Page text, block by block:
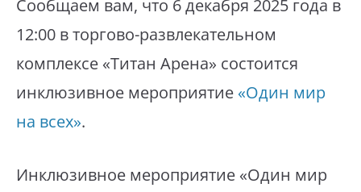
Сообщаем вам, что 6 декабря 2025 года в
12:00 в торгово-развлекательном
комплексе «Титан Арена» состоится
инклюзивное мероприятие «Один мир
на всех».
Инклюзивное мероприятие «Один мир